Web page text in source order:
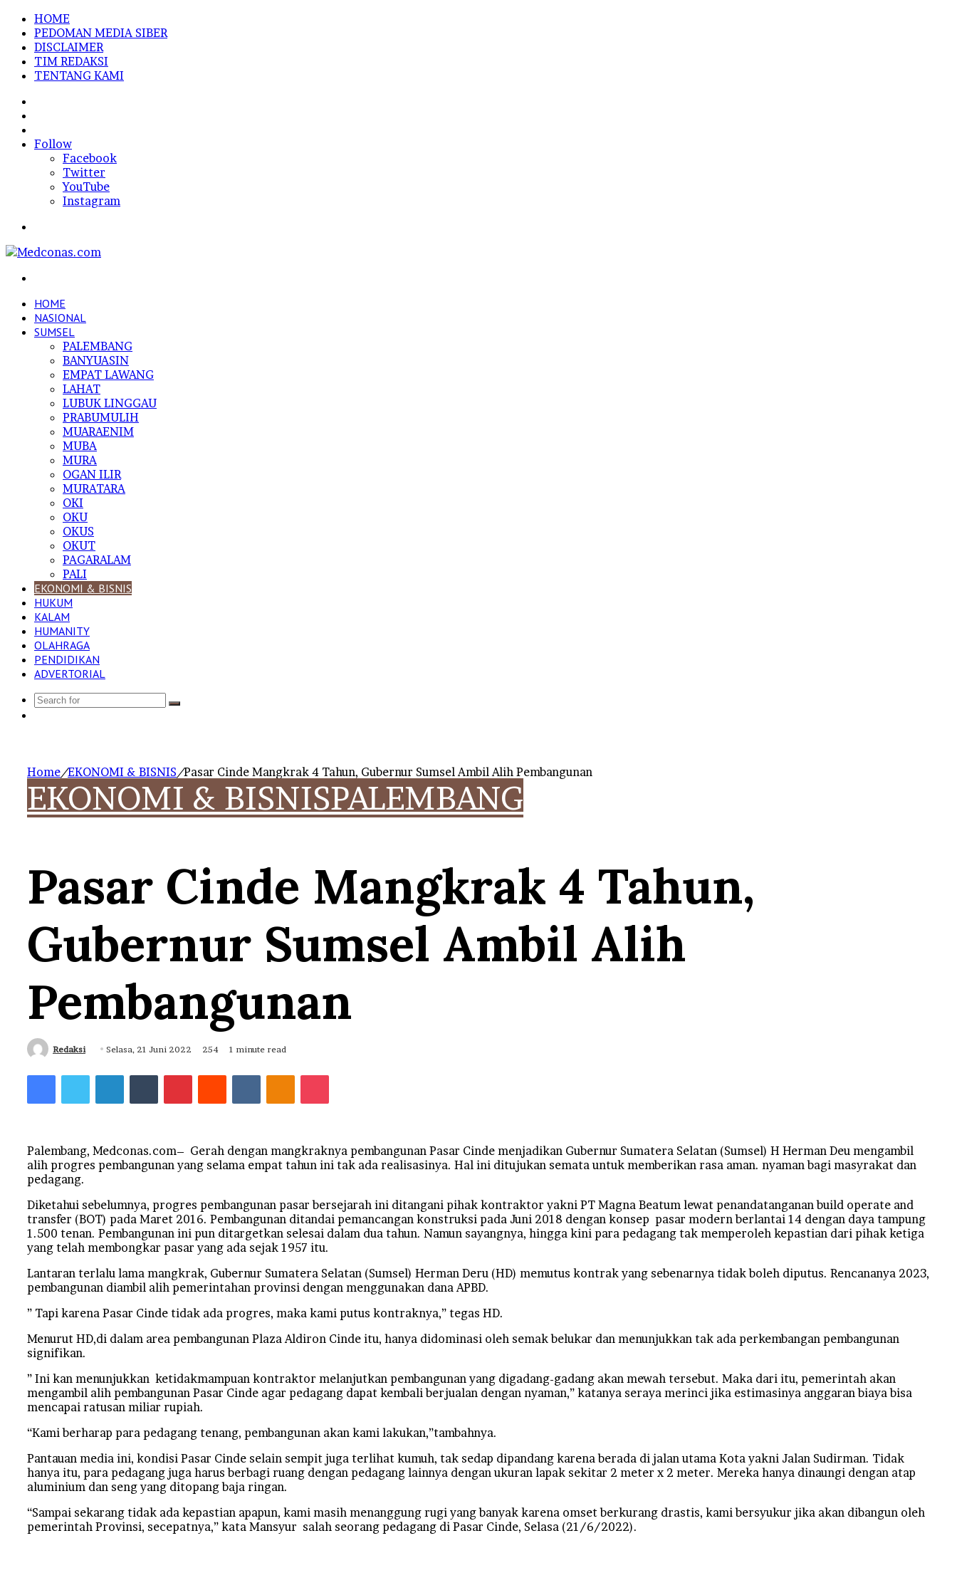
HOME
PEDOMAN MEDIA SIBER
DISCLAIMER
TIM REDAKSI
TENTANG KAMI
In
Follow
Facebook
Twitter
YouTube
Instagram
HOME
NASIONAL
SUMSEL
PALEMBANG
BANYUASIN
EMPAT LAWANG
LAHAT
LUBUK LINGGAU
PRABUMULIH
MUARAENIM
MUBA
MURA
OGAN ILIR
MURATARA
OKI
OKU
OKUS
OKUT
PAGARALAM
PALI
EKONOMI & BISNIS
HUKUM
KALAM
HUMANITY
OLAHRAGA
PENDIDIKAN
ADVERTORIAL
Search
Home/EKONOMI & BISNIS/Pasar Cinde Mangkrak 4 Tahun, Gubernur Sumsel Ambil Alih Pembangunan
EKONOMI & BISNISPALEMBANG
Pasar Cinde Mangkrak 4 Tahun,
Gubernur Sumsel Ambil Alih
Pembangunan
Redaksi
SendSelasa, 21 Juni 2022 254 1 minute read
FacebookTwitterLinkedInTumblrPinterestRedditVKontakteOdnoklassniki
Pocket
Palembang, Medconas.com– Gerah dengan mangkraknya pembangunan Pasar Cinde menjadikan Gubernur Sumatera Selatan (Sumsel) H Herman Deu mengambil
alih progres pembangunan yang selama empat tahun ini tak ada realisasinya. Hal ini ditujukan semata untuk memberikan rasa aman. nyaman bagi masyrakat dan
pedagang.
Diketahui sebelumnya, progres pembangunan pasar bersejarah ini ditangani pihak kontraktor yakni PT Magna Beatum lewat penandatanganan build operate and
transfer (BOT) pada Maret 2016. Pembangunan ditandai pemancangan konstruksi pada Juni 2018 dengan konsep pasar modern berlantai 14 dengan daya tampung
1.500 tenan. Pembangunan ini pun ditargetkan selesai dalam dua tahun. Namun sayangnya, hingga kini para pedagang tak memperoleh kepastian dari pihak ketiga
yang telah membongkar pasar yang ada sejak 1957 itu.
Lantaran terlalu lama mangkrak, Gubernur Sumatera Selatan (Sumsel) Herman Deru (HD) memutus kontrak yang sebenarnya tidak boleh diputus. Rencananya 2023,
pembangunan diambil alih pemerintahan provinsi dengan menggunakan dana APBD.
” Tapi karena Pasar Cinde tidak ada progres, maka kami putus kontraknya,” tegas HD.
Menurut HD,di dalam area pembangunan Plaza Aldiron Cinde itu, hanya didominasi oleh semak belukar dan menunjukkan tak ada perkembangan pembangunan
signifikan.
” Ini kan menunjukkan ketidakmampuan kontraktor melanjutkan pembangunan yang digadang-gadang akan mewah tersebut. Maka dari itu, pemerintah akan
mengambil alih pembangunan Pasar Cinde agar pedagang dapat kembali berjualan dengan nyaman,” katanya seraya merinci jika estimasinya anggaran biaya bisa
mencapai ratusan miliar rupiah.
“Kami berharap para pedagang tenang, pembangunan akan kami lakukan,”tambahnya.
Pantauan media ini, kondisi Pasar Cinde selain sempit juga terlihat kumuh, tak sedap dipandang karena berada di jalan utama Kota yakni Jalan Sudirman. Tidak
hanya itu, para pedagang juga harus berbagi ruang dengan pedagang lainnya dengan ukuran lapak sekitar 2 meter x 2 meter. Mereka hanya dinaungi dengan atap
aluminium dan seng yang ditopang baja ringan.
“Sampai sekarang tidak ada kepastian apapun, kami masih menanggung rugi yang banyak karena omset berkurang drastis, kami bersyukur jika akan dibangun oleh
pemerintah Provinsi, secepatnya,” kata Mansyur salah seorang pedagang di Pasar Cinde, Selasa (21/6/2022).